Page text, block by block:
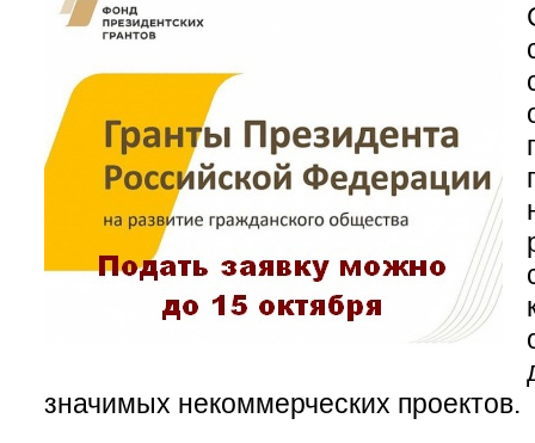
значимых некоммерческих проектов.